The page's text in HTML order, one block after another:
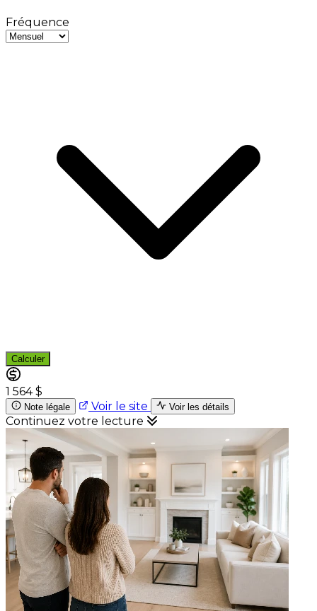
Fréquence
Calculer
1 564 $
Note légale Voir le site Voir les détails
Continuez votre lecture